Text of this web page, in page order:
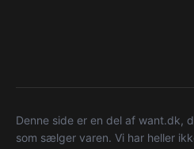
Denne side er en del af want.dk,
som sælger varen. Vi har heller